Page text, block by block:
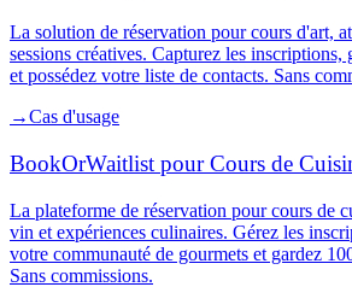
La solution de réservation pour cours d'art,
sessions créatives. Capturez les inscriptions,
et possédez votre liste de contacts. Sans
→Cas d'usage
BookOrWaitlist pour Cours de
La plateforme de réservation pour cours de
vin et expériences culinaires. Gérez les
votre communauté de gourmets et gardez
Sans commissions.